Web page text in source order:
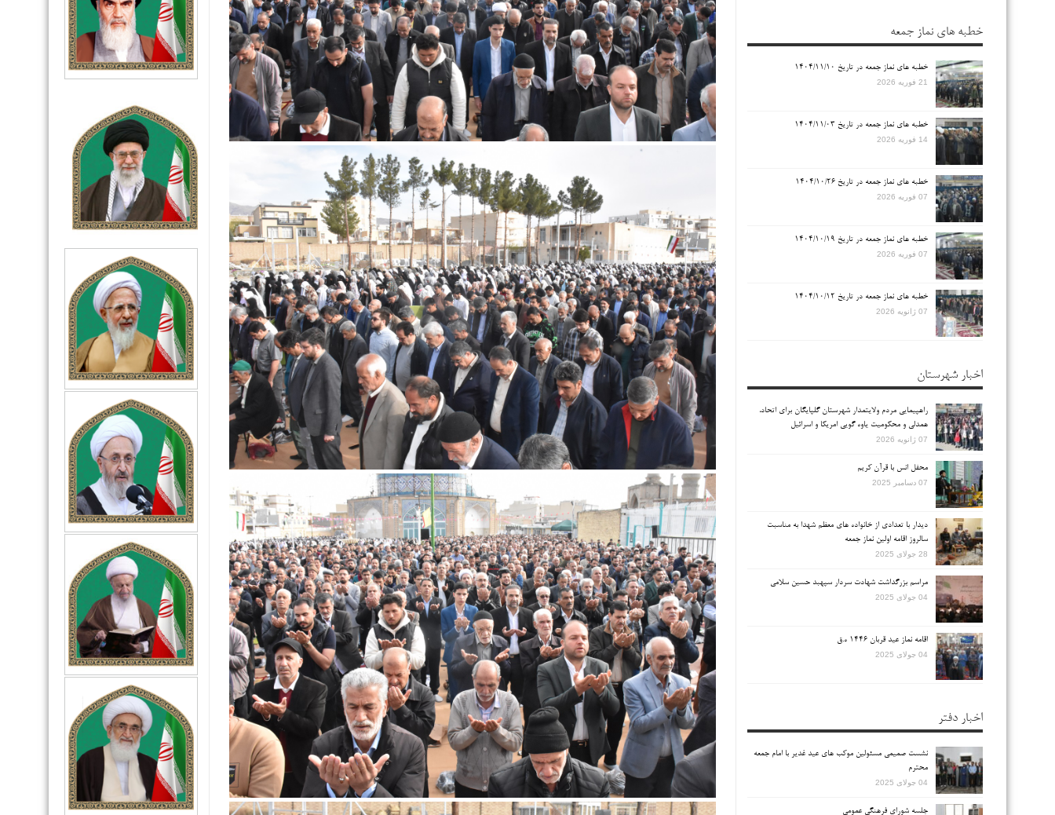
خطبه های نماز جمعه
خطبه های نماز جمعه در تاریخ ۱۴۰۴/۱۱/۱۰
21 فوریه 2026
خطبه های نماز جمعه در تاریخ ۱۴۰۴/۱۱/۰۳
14 فوریه 2026
خطبه های نماز جمعه در تاریخ ۱۴۰۴/۱۰/۲۶
07 فوریه 2026
خطبه های نماز جمعه در تاریخ ۱۴۰۴/۱۰/۱۹
07 فوریه 2026
خطبه های نماز جمعه در تاریخ ۱۴۰۴/۱۰/۱۲
07 ژانویه 2026
اخبار شهرستان
راهپیمایی مردم ولایتمدار شهرستان گلپایگان برای اتحاد،
همدلی و محکومیت یاوه گویی امریکا و اسرائیل
07 ژانویه 2026
محفل انس با قرآن کریم
07 دسامبر 2025
دیدار با تعدادی از خانواده های معظم شهدا به مناسبت
سالروز اقامه اولین نماز جمعه
28 جولای 2025
مراسم بزرگداشت شهادت سردار سپهبد حسین سلامی
04 جولای 2025
اقامه نماز عید قربان ۱۴۴۶ ه.ق
04 جولای 2025
اخبار دفتر
نشست صمیمی مسئولین موکب های عید غدیر با امام جمعه
محترم
04 جولای 2025
جلسه شورای فرهنگی عمومی